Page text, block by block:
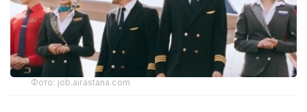
Фото: job.airastana.com